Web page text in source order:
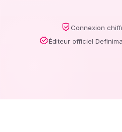
Connexion
Éditeur officiel Definima